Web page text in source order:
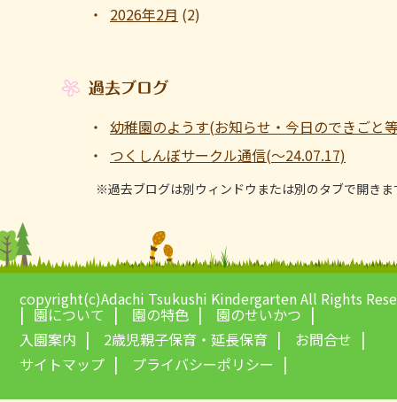
2026年2月 (2)
過去ブログ
幼稚園のようす(お知らせ・今日のできご
つくしんぼサークル通信(～24.07.17)
※過去ブログは別ウィンドウまたは別のタブで開きま
copyright(c)Adachi Tsukushi Kindergarten All Rights
園について 園の特色
園のせいかつ
入園案内
2歳児親子保育・延長保育
お問合せ
サイトマップ
プライバシーポリシー